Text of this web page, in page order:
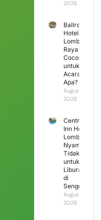
2026
Ballroom
Hotel
Lombok
Raya
Cocok
untuk
Acara
Apa?
August 3,
2026
Central
Inn Hotel
Lombok,
Nyaman
Tidak
untuk
Liburan
di
Senggigi?
August 2,
2026